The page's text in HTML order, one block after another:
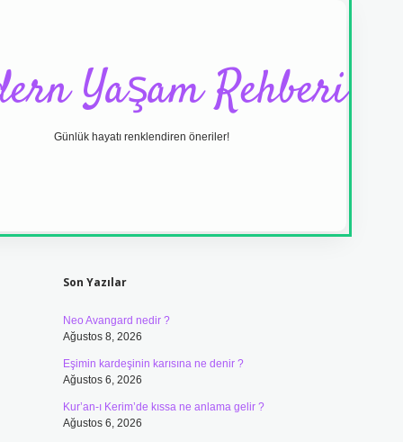
Yaşam Rehberi
Günlük hayatı renklendiren öneriler!
Son Yazılar
Neo Avangard nedir ?
Ağustos 8, 2026
Eşimin kardeşinin karısına ne denir ?
Ağustos 6, 2026
Kur’an-ı Kerim’de kıssa ne anlama gelir ?
Ağustos 6, 2026